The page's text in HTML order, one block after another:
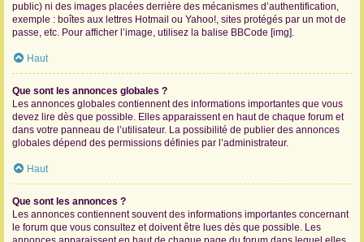
public) ni des images placées derrière des mécanismes d’authentification,
exemple : boîtes aux lettres Hotmail ou Yahoo!, sites protégés par un mot de
passe, etc. Pour afficher l’image, utilisez la balise BBCode [img].
Haut
Que sont les annonces globales ?
Les annonces globales contiennent des informations importantes que vous
devez lire dès que possible. Elles apparaissent en haut de chaque forum et
dans votre panneau de l’utilisateur. La possibilité de publier des annonces
globales dépend des permissions définies par l’administrateur.
Haut
Que sont les annonces ?
Les annonces contiennent souvent des informations importantes concernant
le forum que vous consultez et doivent être lues dès que possible. Les